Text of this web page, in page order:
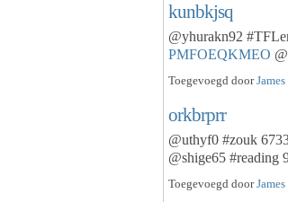
kunbkjsq
@yhurakn92
PMFOEQKMEO
Toegevoegd doorJames
orkbrprr
@uthyf0 #zouk
@shige65 #reading
Toegevoegd doorJames